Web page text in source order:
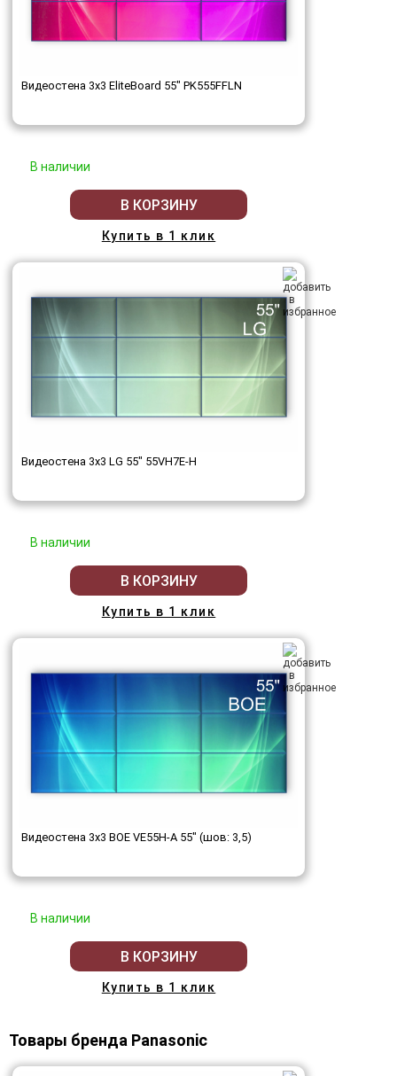
Видеостена 3x3 EliteBoard 55" PK555FFLN
В наличии
В КОРЗИНУ
Купить в 1 клик
Видеостена 3x3 LG 55" 55VH7E-H
В наличии
В КОРЗИНУ
Купить в 1 клик
Видеостена 3x3 BOE VE55H-A 55" (шов: 3,5)
В наличии
В КОРЗИНУ
Купить в 1 клик
Товары бренда Panasonic